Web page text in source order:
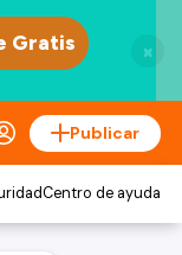
×
Publicar
Centro de ayuda